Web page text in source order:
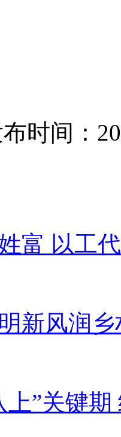
时间：
富 以工
新风润
上”关键